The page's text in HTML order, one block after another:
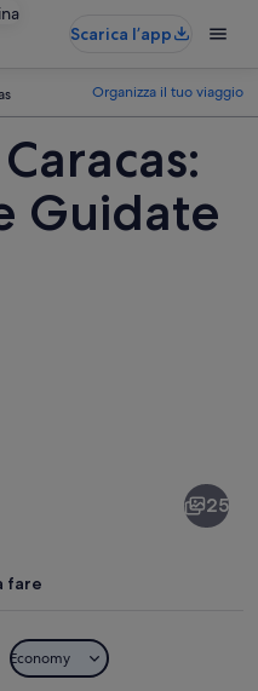
Scarica l’app
Organizza il tuo viaggio
Guidate
25
fare
Economy